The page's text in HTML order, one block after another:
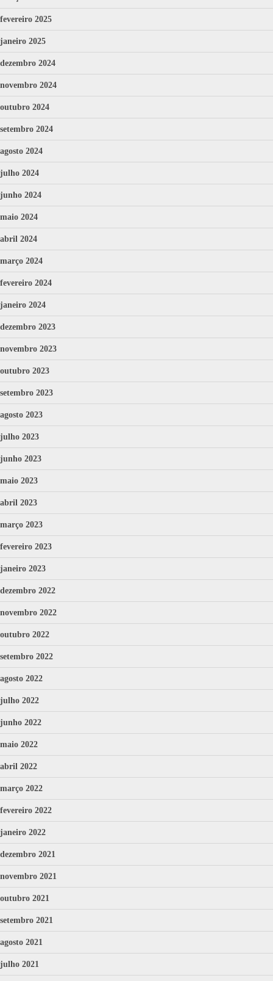
fevereiro 2025
janeiro 2025
dezembro 2024
novembro 2024
outubro 2024
setembro 2024
agosto 2024
julho 2024
junho 2024
maio 2024
abril 2024
março 2024
fevereiro 2024
janeiro 2024
dezembro 2023
novembro 2023
outubro 2023
setembro 2023
agosto 2023
julho 2023
junho 2023
maio 2023
abril 2023
março 2023
fevereiro 2023
janeiro 2023
dezembro 2022
novembro 2022
outubro 2022
setembro 2022
agosto 2022
julho 2022
junho 2022
maio 2022
abril 2022
março 2022
fevereiro 2022
janeiro 2022
dezembro 2021
novembro 2021
outubro 2021
setembro 2021
agosto 2021
julho 2021